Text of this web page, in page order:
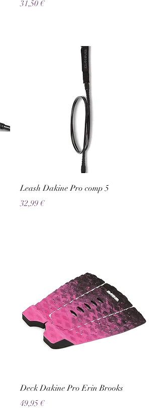
Preço
31,50 €
Leash Dakine Pro comp 5
Preço
32,99 €
Deck Dakine Pro Erin Brooks
Preço
49,95 €